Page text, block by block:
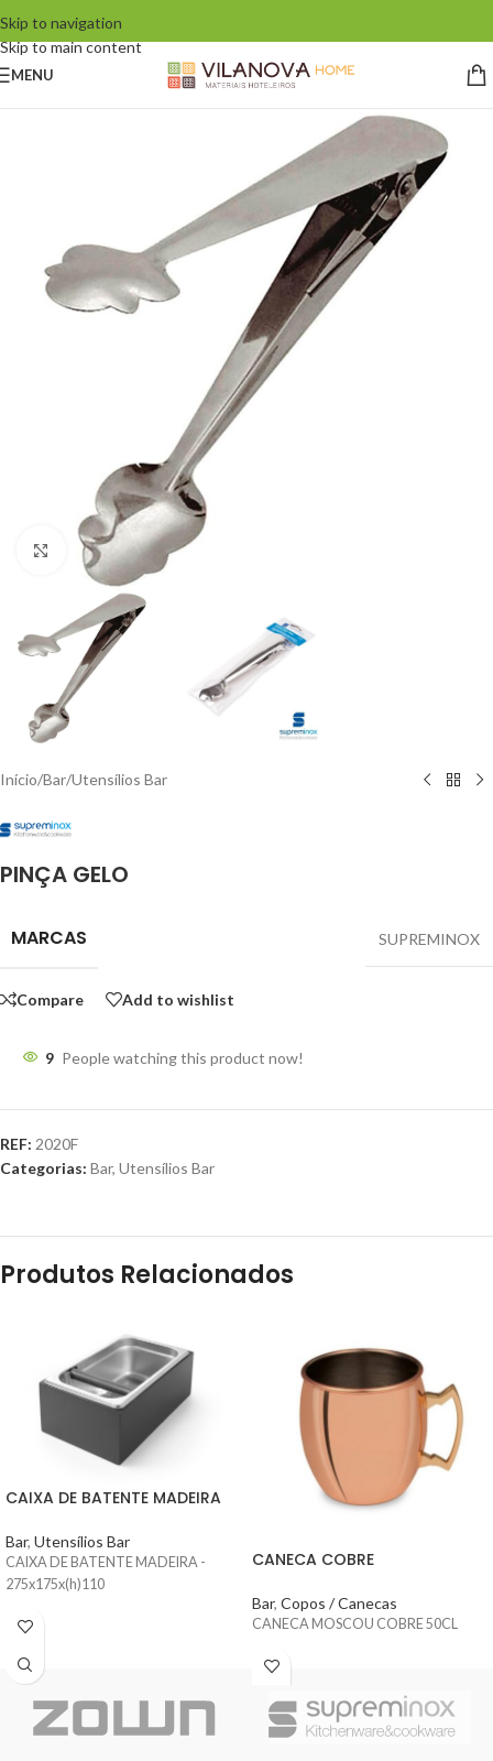
Skip to navigation
Skip to main content
MENU
Click to enlarge
Início/Bar/Utensílios Bar
PINÇA GELO
MARCAS SUPREMINOX
Compare Add to wishlist
9 People watching this product now!
REF: 2020F
Categorias: Bar, Utensílios Bar
Produtos Relacionados
CAIXA DE BATENTE MADEIRA
Bar, Utensílios Bar
CAIXA DE BATENTE MADEIRA -
275x175x(h)110
CANECA COBRE
Bar, Copos / Canecas
CANECA MOSCOU COBRE 50CL